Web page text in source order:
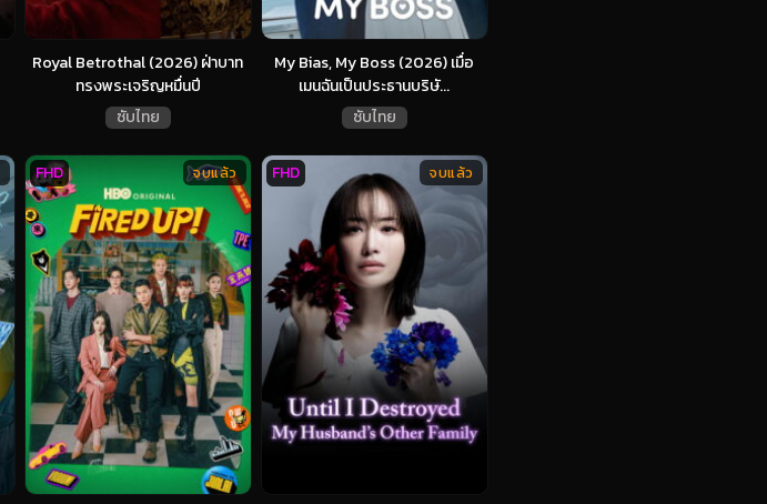
Royal Betrothal (2026) ฝ่าบาท
ทรงพระเจริญหมื่นปี
ซับไทย
My Bias, My Boss (2026) เมื่อ
เมนฉันเป็นประธานบริษั...
ซับไทย
จบแล้ว
FHD จบแล้ว
FHD